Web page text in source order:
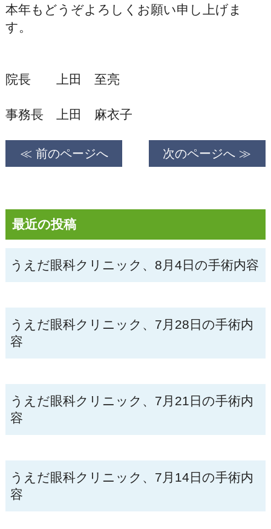
最近の投稿
うえだ眼科クリニック、8月4日の手術内容
うえだ眼科クリニック、7月28日の手術内
容
うえだ眼科クリニック、7月21日の手術内
容
うえだ眼科クリニック、7月14日の手術内
容
本年もどうぞよろしくお願い申し上げま
す。
院長 上田 至亮
事務長 上田 麻衣子
≪ 前のページへ 次のページへ ≫